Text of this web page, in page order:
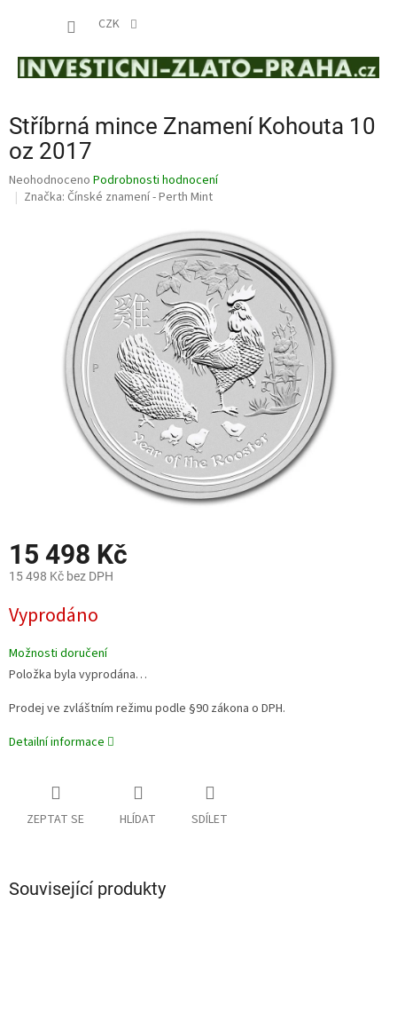
CZK
Stříbrná mince Znamení Kohouta 10
oz 2017
Průměrné
hodnocení
Neohodnoceno Podrobnosti hodnocení
Značka: Čínské znamení - Perth Mint
15 498 Kč
15 498 Kč bez DPH
cena:
Vyprodáno
Možnosti doručení
Položka byla vyprodána…
Prodej ve zvláštním režimu podle §90 zákona o DPH.
Detailní informace
ZEPTAT SE HLÍDAT SDÍLET
Související produkty